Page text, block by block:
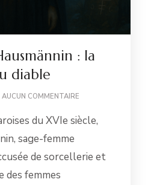
: la
diable
AUCUN COMMENTAIRE
HAUSMÄNNIN
SAGE-
du XVIe siècle,
sage-femme
de sorcellerie et
des femmes